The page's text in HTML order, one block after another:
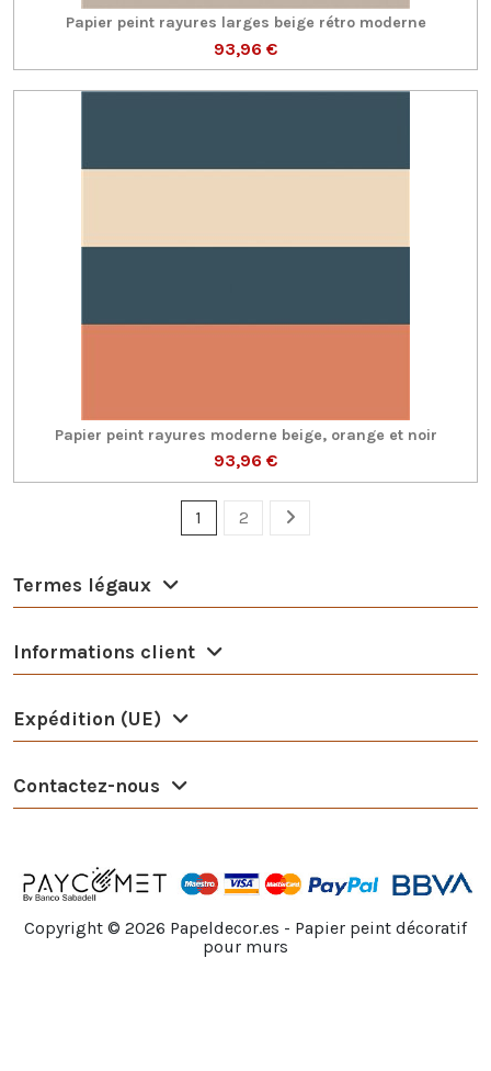
Papier peint rayures larges beige rétro moderne
93,96 €
Papier peint rayures moderne beige, orange et noir
93,96 €
1 2
Termes légaux
Informations client
Expédition (UE)
Contactez-nous
Copyright © 2026 Papeldecor.es - Papier peint décoratif
pour murs